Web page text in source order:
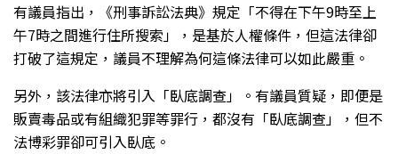
有議員指出，《刑事訴訟法典》規定「不得在下午9時至上
午7時之間進行住所搜索」，是基於人權條件，但這法律卻
打破了這規定，議員不理解為何這條法律可以如此嚴重。
另外，該法律亦將引入「臥底調查」。有議員質疑，即便是
販賣毒品或有組織犯罪等罪行，都沒有「臥底調查」，但不
法博彩罪卻可引入臥底。